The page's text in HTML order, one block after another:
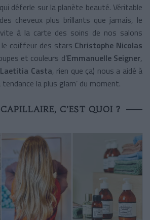
déferle sur la planète beauté. Véritable
cheveux plus brillants que jamais, le
à la carte des soins de nos salons
le coiffeur des stars Christophe Nicolas
et couleurs d’Emmanuelle Seigner,
Laetitia Casta, rien que ça) nous a aidé à
la plus glam’ du moment.
C’EST QUOI ?